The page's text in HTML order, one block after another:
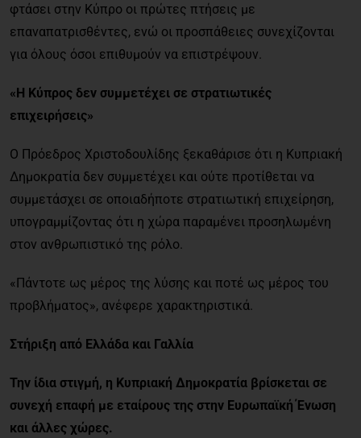
φτάσει στην Κύπρο οι πρώτες πτήσεις με
επαναπατρισθέντες, ενώ οι προσπάθειες συνεχίζονται
για όλους όσοι επιθυμούν να επιστρέψουν.
«Η Κύπρος δεν συμμετέχει σε στρατιωτικές
επιχειρήσεις»
Ο Πρόεδρος Χριστοδουλίδης ξεκαθάρισε ότι η Κυπριακή
Δημοκρατία δεν συμμετέχει και ούτε προτίθεται να
συμμετάσχει σε οποιαδήποτε στρατιωτική επιχείρηση,
υπογραμμίζοντας ότι η χώρα παραμένει προσηλωμένη
στον ανθρωπιστικό της ρόλο.
«Πάντοτε ως μέρος της λύσης και ποτέ ως μέρος του
προβλήματος», ανέφερε χαρακτηριστικά.
Στήριξη από Ελλάδα και Γαλλία
Την ίδια στιγμή, η Κυπριακή Δημοκρατία βρίσκεται σε
συνεχή επαφή με εταίρους της στην Ευρωπαϊκή Ένωση
και άλλες χώρες.